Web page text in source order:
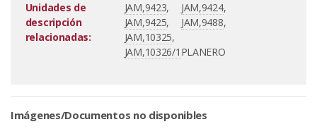
Unidades de
descripción
relacionadas:
JAM,9423, JAM,9424,
JAM,9425, JAM,9488,
JAM,10325,
JAM,10326/1 PLANERO
Imágenes/Documentos no disponibles